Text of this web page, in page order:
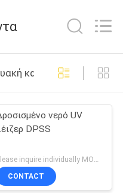
κατασκευή
νερό UV
DPSS
Please inquire individually MOQ:1
CONTACT